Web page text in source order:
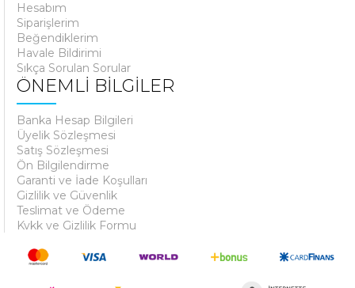
Hesabım
Siparişlerim
Beğendiklerim
Havale Bildirimi
Sıkça Sorulan Sorular
ÖNEMLİ BİLGİLER
Banka Hesap Bilgileri
Üyelik Sözleşmesi
Satış Sözleşmesi
Ön Bilgilendirme
Garanti ve İade Koşulları
Gizlilik ve Güvenlik
Teslimat ve Ödeme
Kvkk ve Gizlilik Formu